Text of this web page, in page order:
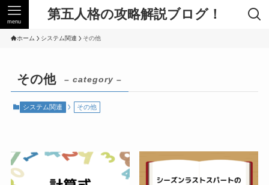
第五人格の攻略解説ブログ！
menu
ホーム システム関連 その他
その他 – category –
システム関連 その他